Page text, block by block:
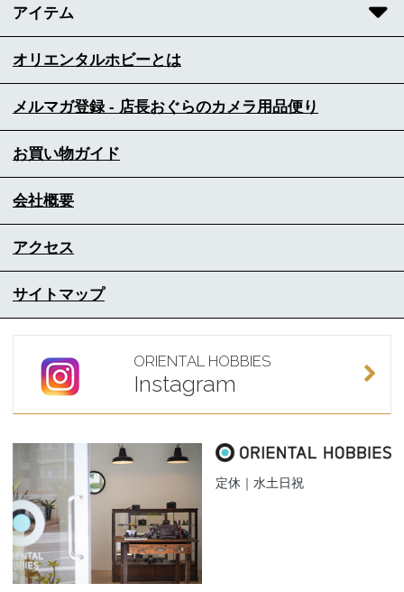
アイテム
オリエンタルホビーとは
メルマガ登録 - 店長おぐらのカメラ用品便り
お買い物ガイド
会社概要
アクセス
サイトマップ
ORIENTAL HOBBIES
Instagram
定休｜水土日祝